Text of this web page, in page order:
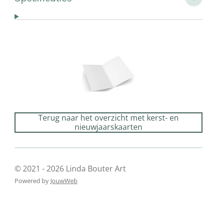
Terug naar het overzicht met kerst- en
nieuwjaarskaarten
© 2021 - 2026 Linda Bouter Art
Powered by JouwWeb